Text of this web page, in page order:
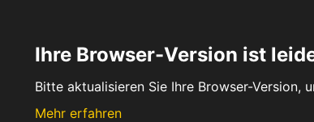
Ihre Browser-Version ist
Bitte aktualisieren Sie Ihre Browser-Version,
Mehr erfahren